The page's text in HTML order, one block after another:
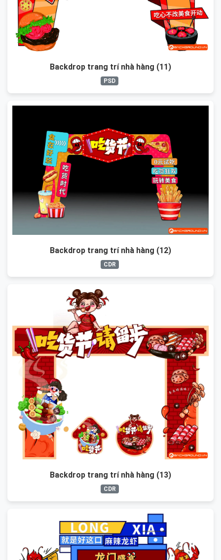
Backdrop trang trí nhà hàng (11)
PSD
Backdrop trang trí nhà hàng (12)
CDR
Backdrop trang trí nhà hàng (13)
CDR